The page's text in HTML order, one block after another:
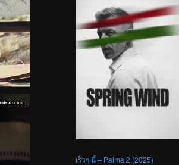
เร็วๆ นี้ – Palma 2 (2025)